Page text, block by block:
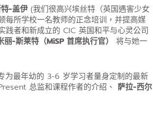
-盖伊 (我们很高兴埃丝特（英国遇害少女
每所学校一名教师的正念培训，并提高媒
践者和新成立的 CIC 英国和平与心灵公司
丽-斯莱特（MiSP 首席执行官）
将与她一
为最年幼的 3-6 岁学习者量身定制的最新
总监和课程作者的介绍、 萨拉-西尔